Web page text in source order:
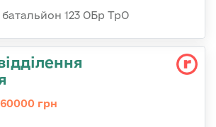
123 ОБр ТрО
грн